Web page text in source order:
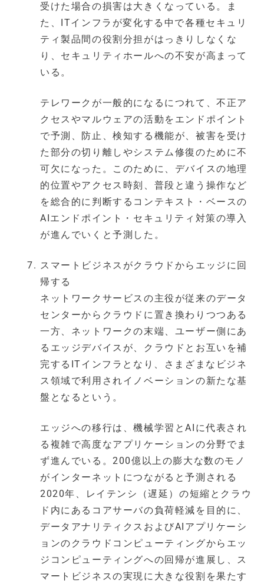
受けた場合の損害は大きくなっている。ま
た、ITインフラが変化する中で各種セキュリ
ティ製品間の役割分担がはっきりしなくな
り、セキュリティホールへの不安が高まって
いる。
テレワークが一般的になるにつれて、不正ア
クセスやマルウェアの活動をエンドポイント
で予測、防止、検知する機能が、被害を受け
た部分の切り離しやシステム修復のために不
可欠になった。このために、デバイスの地理
的位置やアクセス時刻、普段と違う操作など
を総合的に判断するコンテキスト・ベースの
AIエンドポイント・セキュリティ対策の導入
が進んでいくと予測した。
スマートビジネスがクラウドからエッジに回
帰する
ネットワークサービスの主役が従来のデータ
センターからクラウドに置き換わりつつある
一方、ネットワークの末端、ユーザー側にあ
るエッジデバイスが、クラウドとお互いを補
完するITインフラとなり、さまざまなビジネ
ス領域で利用されイノベーションの新たな基
盤となるという。
エッジへの移行は、機械学習とAIに代表され
る複雑で高度なアプリケーションの分野でま
ず進んでいる。200億以上の膨大な数のモノ
がインターネットにつながると予測される
2020年、レイテンシ（遅延）の短縮とクラウ
ド内にあるコアサーバの負荷軽減を目的に、
データアナリティクスおよびAIアプリケーシ
ョンのクラウドコンピューティングからエッ
ジコンピューティングへの回帰が進展し、ス
マートビジネスの実現に大きな役割を果たす